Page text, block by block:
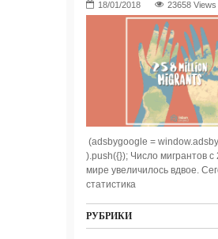
23658 Views
(adsbygoogle =
).push({}); Число мигрантов с
мире увеличилось вдвое.
статистика
РУБРИКИ